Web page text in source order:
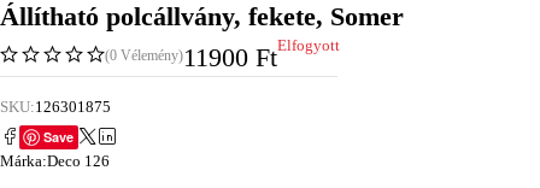
Állítható polcállvány, fekete, Somer
(0 Vélemény)11900 FtElfogyott
SKU:126301875
Save
Márka:Deco 126